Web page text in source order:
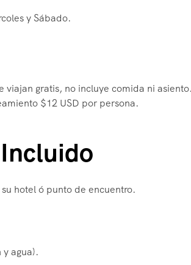
y Sábado.
viajan gratis, no incluye comida ni asiento.
$12 USD por persona.
hotel ó punto de encuentro.
y agua).